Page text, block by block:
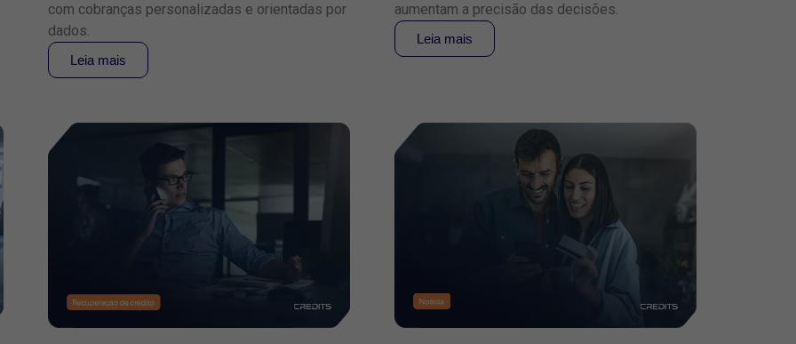
com cobranças personalizadas e orientadas por
dados.
Leia mais
aumentam a precisão das decisões.
Leia mais